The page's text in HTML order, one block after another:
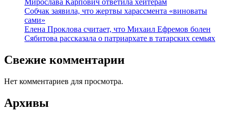
Собчак заявила, что жертвы харассмента «виноваты
сами»
Елена Проклова считает, что Михаил Ефремов болен
Сябитова рассказала о патриархате в татарских семьях
Свежие комментарии
Нет комментариев для просмотра.
Архивы